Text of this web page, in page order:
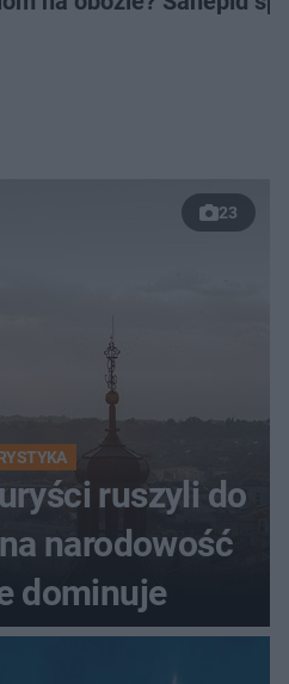
23
ruszyli do
narodowość
dominuje